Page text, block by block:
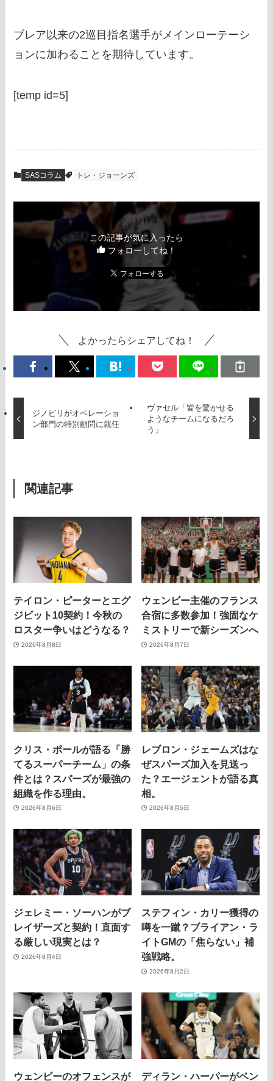
ブレア以来の2巡目指名選手がメインローテーシ
ョンに加わることを期待しています。
[temp id=5]
SASコラム トレ・ジョーンズ
この記事が気に入ったら
フォローしてね！
よかったらシェアしてね！
ジノビリがオペレーショ
ン部門の特別顧問に就任
ヴァセル「皆を驚かせる
ようなチームになるだろ
う」
関連記事
テイロン・ピーターとエグ
ジビット10契約！今秋の
ロスター争いはどうなる？
2026年8月8日
ウェンビー主催のフランス
合宿に多数参加！強固なケ
ミストリーで新シーズンへ
2026年8月7日
クリス・ポールが語る「勝
てるスーパーチーム」の条
件とは？スパーズが最強の
組織を作る理由。
2026年8月6日
レブロン・ジェームズはな
ぜスパーズ加入を見送っ
た？エージェントが語る真
相。
2026年8月5日
ジェレミー・ソーハンがブ
レイザーズと契約！直面す
る厳しい現実とは？
2026年8月4日
ステフィン・カリー獲得の
噂を一蹴？ブライアン・ラ
イトGMの「焦らない」補
強戦略。
2026年8月2日
ウェンビーのオフェンスが ディラン・ハーパーがベン